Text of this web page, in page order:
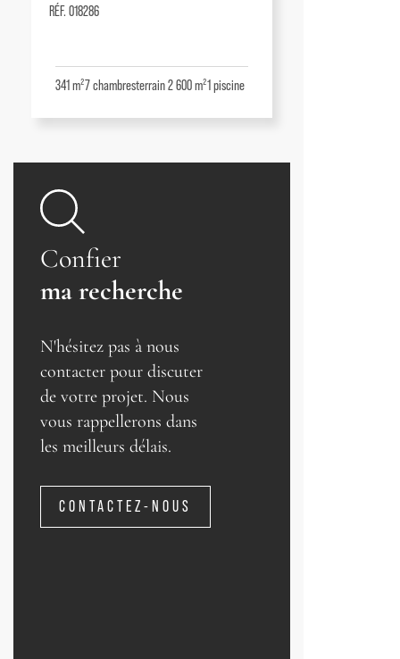
RÉF. 018286
341 m²7chambresterrain 2 600 m²1piscine
Confier
ma recherche
N'hésitez pas à nous
contacter pour discuter
de votre projet. Nous
vous rappellerons dans
les meilleurs délais.
CONTACTEZ-NOUS